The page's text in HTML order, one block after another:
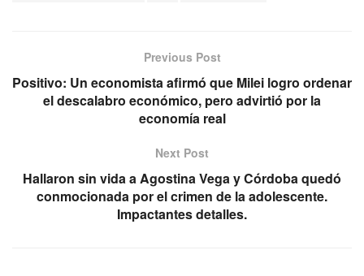
Previous Post
Positivo: Un economista afirmó que Milei logro ordenar
el descalabro económico, pero advirtió por la
economía real
Next Post
Hallaron sin vida a Agostina Vega y Córdoba quedó
conmocionada por el crimen de la adolescente.
Impactantes detalles.